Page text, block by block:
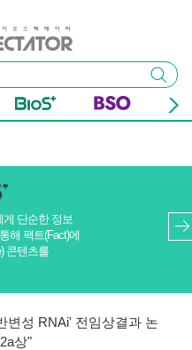
검색
게 단순한 정보
해 팩트(Fact)에
콘텐츠를
변성 RNAi' 전임상결과 논
상"